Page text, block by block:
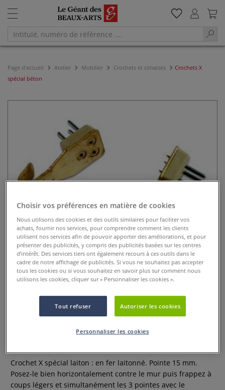
Page d'accueil Atelier Mobilier Crochets et cimaises
Crochets X
spécial béton
Crochet X spécial laiton : en fer laitonné. Pointe 15 mm.
Posez-le bien horizontalement contre le mur puis frappez à
coups légers et simultanément les 3 pointes avec le
Choisir vos préférences en matière de cookies
Nous utilisons des cookies et des outils similaires pour faciliter vos
achats, fournir nos services, pour comprendre comment les clients
utilisent nos services afin de pouvoir apporter des améliorations, et pour
présenter des publicités, y compris des publicités basées sur les centres
d’intérêt. Des services tiers ont également recours à ces outils dans le
cadre de notre affichage de publicités. Si vous ne souhaitez pas accepter
tous les cookies ou si vous souhaitez en savoir plus sur comment nous
utilisons les cookies, cliquer sur « Personnaliser les cookies ».
Tout refuser Autoriser les cookies
Personnaliser les cookies